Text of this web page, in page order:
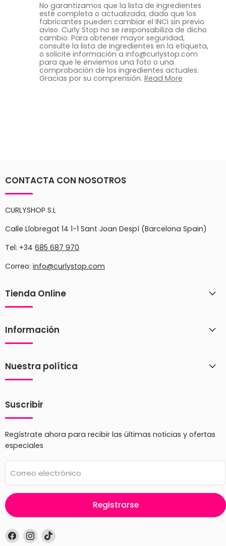
No garantizamos que la lista de ingredientes
esté completa o actualizada, dado que los
fabricantes pueden cambiar el INCI sin previo
aviso. Curly Stop no se responsabiliza de dicho
cambio. Para obtener mayor seguridad,
consulte la lista de ingredientes en la etiqueta,
o solicite información a info@curlystop.com
para que le enviemos una foto o una
comprobación de los ingredientes actuales.
Gracias por su comprensión. Read More
CONTACTA CON NOSOTROS
CURLYSHOP S.L
Calle Llobregat 14 1-1 Sant Joan Despí (Barcelona Spain)
Tel: +34 685 687 970
Correo: info@curlystop.com
Tienda Online
Información
Nuestra política
Suscribir
Regístrate ahora para recibir las últimas noticias y ofertas
especiales
Correo electrónico
Registrarse
Encuéntrenos
Encuéntrenos
Encuéntrenos